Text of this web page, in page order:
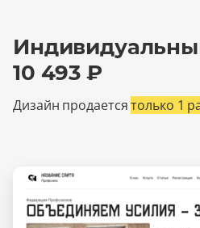
10 493 ₽
Дизайн продаетсятолько 1